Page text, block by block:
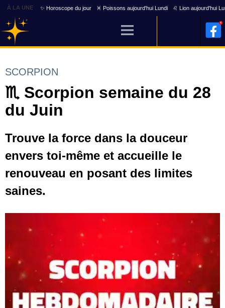
À LA UNE ✨ Horoscope du jour ♓ Poissons aujourd'hui Lundi ♌ Lion aujourd'hui
SCORPION
♏ Scorpion semaine du 28
du Juin
Trouve la force dans la douceur
envers toi-même et accueille le
renouveau en posant des limites
saines.